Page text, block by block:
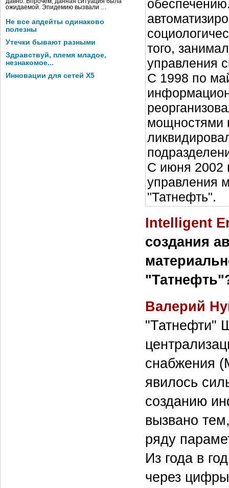
ожидаемой. Эпидемию вызвали …
Не все апдейты одинаково
полезны
Утечки бывают разными
Здравствуй, племя младое,
незнакомое...
Инновации для сетей X5
того,
управления
С 1998 по
мощностями
С июня 2002
управления
"Татнефть".
Intelligent
создания
Валерий
"Татнефти"
снабжения
явилось
созданию
вызвано
ряду
Из года в
через